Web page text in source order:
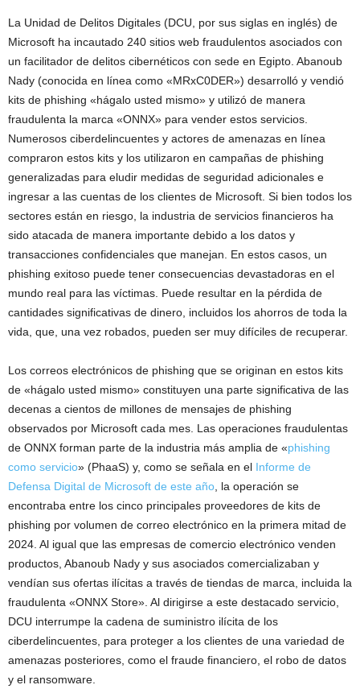
La Unidad de Delitos Digitales (DCU, por sus siglas en inglés) de
Microsoft ha incautado 240 sitios web fraudulentos asociados con
un facilitador de delitos cibernéticos con sede en Egipto. Abanoub
Nady (conocida en línea como «MRxC0DER») desarrolló y vendió
kits de phishing «hágalo usted mismo» y utilizó de manera
fraudulenta la marca «ONNX» para vender estos servicios.
Numerosos ciberdelincuentes y actores de amenazas en línea
compraron estos kits y los utilizaron en campañas de phishing
generalizadas para eludir medidas de seguridad adicionales e
ingresar a las cuentas de los clientes de Microsoft. Si bien todos los
sectores están en riesgo, la industria de servicios financieros ha
sido atacada de manera importante debido a los datos y
transacciones confidenciales que manejan. En estos casos, un
phishing exitoso puede tener consecuencias devastadoras en el
mundo real para las víctimas. Puede resultar en la pérdida de
cantidades significativas de dinero, incluidos los ahorros de toda la
vida, que, una vez robados, pueden ser muy difíciles de recuperar.
Los correos electrónicos de phishing que se originan en estos kits
de «hágalo usted mismo» constituyen una parte significativa de las
decenas a cientos de millones de mensajes de phishing
observados por Microsoft cada mes. Las operaciones fraudulentas
de ONNX forman parte de la industria más amplia de «phishing
como servicio» (PhaaS) y, como se señala en el Informe de
Defensa Digital de Microsoft de este año, la operación se
encontraba entre los cinco principales proveedores de kits de
phishing por volumen de correo electrónico en la primera mitad de
2024. Al igual que las empresas de comercio electrónico venden
productos, Abanoub Nady y sus asociados comercializaban y
vendían sus ofertas ilícitas a través de tiendas de marca, incluida la
fraudulenta «ONNX Store». Al dirigirse a este destacado servicio,
DCU interrumpe la cadena de suministro ilícita de los
ciberdelincuentes, para proteger a los clientes de una variedad de
amenazas posteriores, como el fraude financiero, el robo de datos
y el ransomware.